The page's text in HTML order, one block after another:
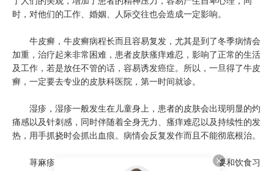
时，对他们的工作、婚姻、人际交往也会造成一定影响。
牛皮癣，牛皮癣病程长而且容易复发，尤其是到了冬季病情会
加重，治疗起来非常困难，患者皮肤瘙痒难忍，影响了正常的生活
及工作，若是放任不管的话，容易诱发癌症。所以，一旦得了牛皮
癣，一定要去专业的皮肤科医院，第一时间就诊。
湿疹，湿疹一般发生在儿童身上，患者的皮肤会出现明显的灼
痛感以及针刺感，同时伴随着全身无力、瘙痒难忍以及持续性的发
热，用手抓挠时会抓出血痕。病情会反复发作而且不能彻底根治。
荨麻疹，一般到了冬季容易出现寒性荨麻疹，这主要和饮食习